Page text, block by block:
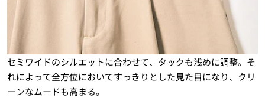
セミワイドのシルエットに合わせて、タックも浅めに調整。そ
れによって全方位においてすっきりとした見た目になり、クリ
ーンなムードも高まる。